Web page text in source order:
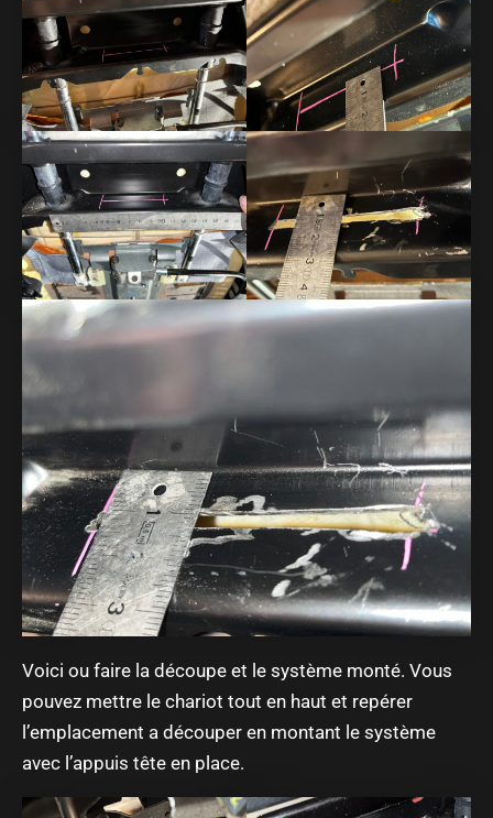
Voici ou faire la découpe et le système monté. Vous
pouvez mettre le chariot tout en haut et repérer
l’emplacement a découper en montant le système
avec l’appuis tête en place.